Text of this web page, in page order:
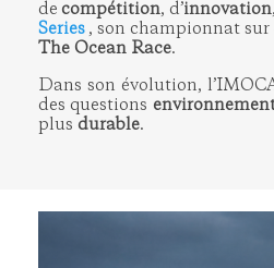
de compétition, d’innovation
Series , son championnat
The Ocean Race.
Dans son évolution,
des questions
plus durable.